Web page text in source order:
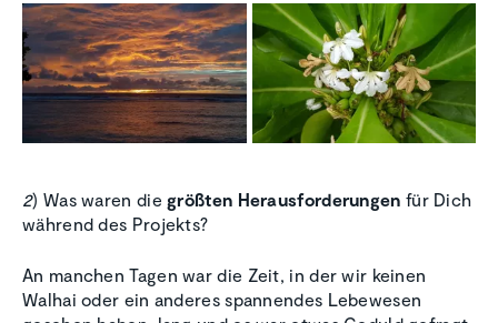
2) Was waren diegrößten Herausforderungen für Dich
während des Projekts?
An manchen Tagen war die Zeit, in der wir keinen
Walhai oder ein anderes spannendes Lebewesen